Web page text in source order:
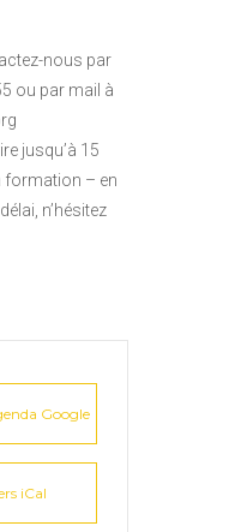
nous par
ou par mail à
jusqu’à 15
formation – en
n’hésitez
Google
iCal